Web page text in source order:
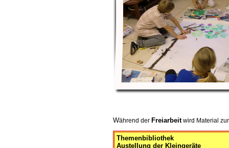
Während der Freiarbeitwird Material
Themenbibliothek
Austellung der Kleingeräte